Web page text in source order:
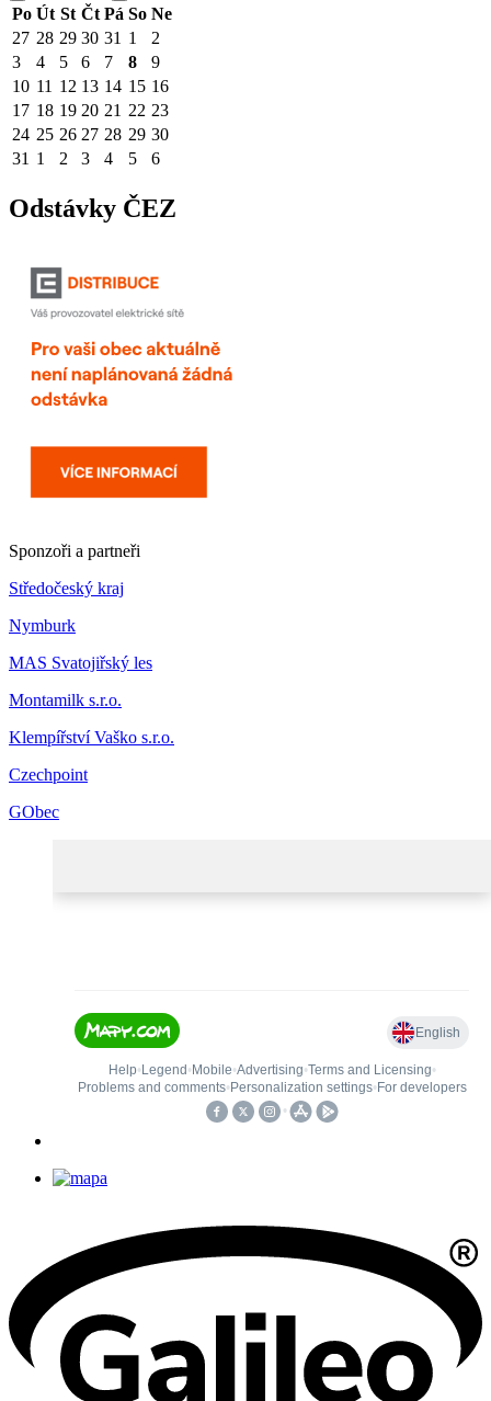
Po Út St Čt Pá So Ne
27 28 29 30 31 1
2
3
4 5 6 7 8
9
10 11 12 13 14 15 16
17 18 19 20 21 22 23
24 25 26 27 28 29 30
31 1 2 3 4 5 6
Odstávky ČEZ
Sponzoři a partneři
Středočeský kraj
Nymburk
MAS Svatojiřský les
Montamilk s.r.o.
Klempířství Vaško s.r.o.
Czechpoint
GObec